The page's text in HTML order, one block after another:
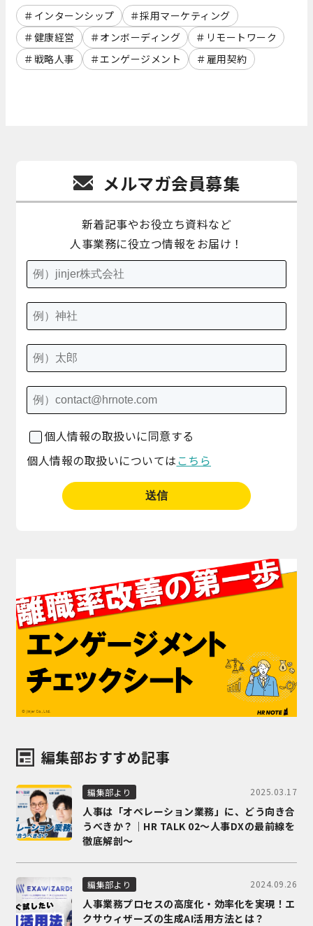
インターンシップ
採用マーケティング
健康経営
オンボーディング
リモートワーク
戦略人事
エンゲージメント 雇用契約
メルマガ会員募集
新着記事やお役立ち資料など
人事業務に役立つ情報をお届け！
個人情報の取扱いに同意する
個人情報の取扱いについては こちら
編集部おすすめ記事
編集部より 2025.03.17
人事は「オペレーション業務」に、どう向き合
うべきか？｜HR TALK 02～人事DXの最前線を
徹底解剖～
編集部より 2024.09.26
人事業務プロセスの高度化・効率化を実現！エ
クサウィザーズの生成AI活用方法とは？